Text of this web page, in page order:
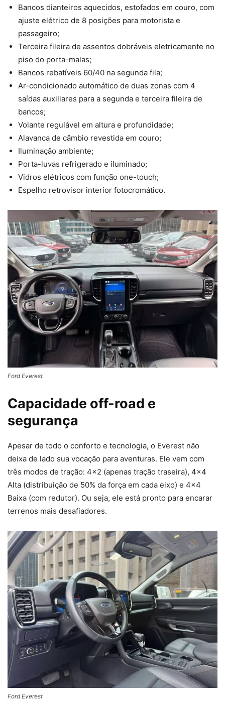
Bancos dianteiros aquecidos, estofados em couro, com
ajuste elétrico de 8 posições para motorista e
passageiro;
Terceira fileira de assentos dobráveis eletricamente no
piso do porta-malas;
Bancos rebatíveis 60/40 na segunda fila;
Ar-condicionado automático de duas zonas com 4
saídas auxiliares para a segunda e terceira fileira de
bancos;
Volante regulável em altura e profundidade;
Alavanca de câmbio revestida em couro;
Iluminação ambiente;
Porta-luvas refrigerado e iluminado;
Vidros elétricos com função one-touch;
Espelho retrovisor interior fotocromático.
Ford Everest
Capacidade off-road e
segurança
Apesar de todo o conforto e tecnologia, o Everest não
deixa de lado sua vocação para aventuras. Ele vem com
três modos de tração: 4×2 (apenas tração traseira), 4×4
Alta (distribuição de 50% da força em cada eixo) e 4×4
Baixa (com redutor). Ou seja, ele está pronto para encarar
terrenos mais desafiadores.
Ford Everest